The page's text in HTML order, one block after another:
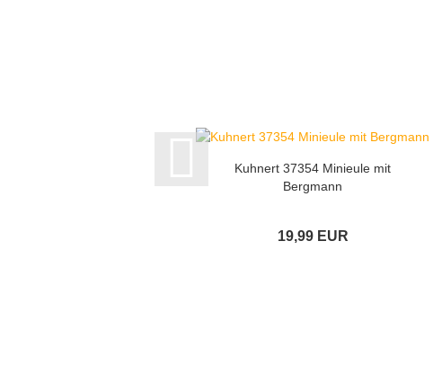
Kuhnert 37354 Minieule mit
Bergmann
19,99 EUR